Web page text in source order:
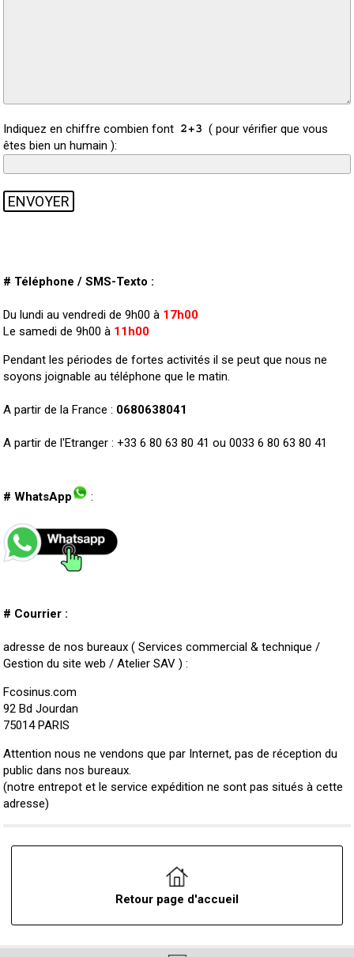
Indiquez en chiffre combien font
( pour vérifier que vous
êtes bien un humain ):
# Téléphone / SMS-Texto :
Du lundi au vendredi de 9h00 à 17h00
Le samedi de 9h00 à 11h00
Pendant les périodes de fortes activités il se peut que nous ne
soyons joignable au téléphone que le matin.
A partir de la France : 0680638041
A partir de l'Etranger : +33 6 80 63 80 41 ou 0033 6 80 63 80 41
# WhatsApp :
# Courrier :
adresse de nos bureaux ( Services commercial & technique /
Gestion du site web / Atelier SAV ) :
Fcosinus.com
92 Bd Jourdan
75014 PARIS
Attention nous ne vendons que par Internet, pas de réception du
public dans nos bureaux.
(notre entrepot et le service expédition ne sont pas situés à cette
adresse)
Retour page d'accueil